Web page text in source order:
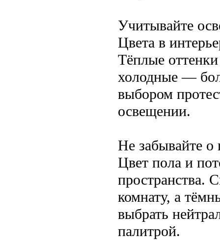
Учитывайте
Цвета в
Тёплые
холодные —
выбором
освещении.
Не забывайте о
Цвет пола и
пространства.
комнату, а
выбрать
палитрой.